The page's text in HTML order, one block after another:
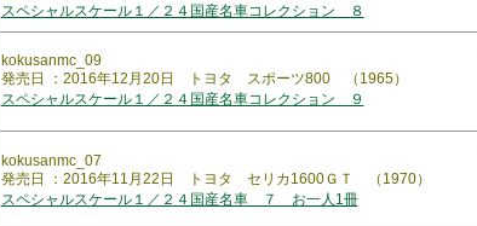
スペシャルスケール１／２４国産名車コレクション ８
kokusanmc_09
発売日 ：2016年12月20日 トヨタ スポーツ800 （1965）
スペシャルスケール１／２４国産名車コレクション ９
kokusanmc_07
発売日 ：2016年11月22日 トヨタ セリカ1600ＧＴ （1970）
スペシャルスケール１／２４国産名車 ７ お一人1冊